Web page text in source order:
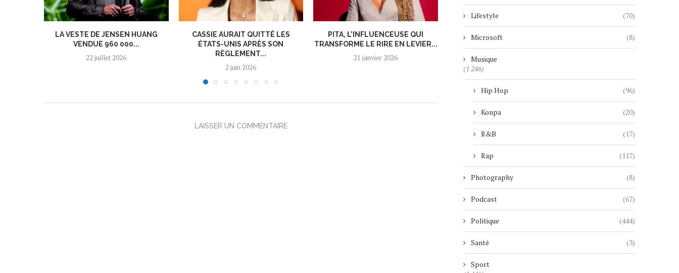
LA VESTE DE JENSEN HUANG
VENDUE 960 000...
22 juillet 2026
CASSIE AURAIT QUITTÉ LES
ÉTATS-UNIS APRÈS SON
RÈGLEMENT...
2 juin 2026
PITA, L’INFLUENCEUSE QUI
TRANSFORME LE RIRE EN LEVIER...
21 janvier 2026
CIEL DUBAI MARINA : LE PLUS
4 janvier 2026
UNE RETRAITÉE
MANIPULÉE PAR UN FAUX
LAISSER UN COMMENTAIRE
Lifestyle (70)
Microsoft (8)
Musique
(1 246)
Hip Hop (96)
Konpa (20)
R&B (17)
Rap (117)
Photography (8)
Podcast (67)
Politique (444)
Santé (3)
Sport